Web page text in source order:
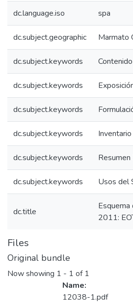
dc.language.iso spa
dc.subject.geographic Marmato
dc.subject.keywords Contenido
dc.subject.keywords
dc.subject.keywords
dc.subject.keywords
dc.subject.keywords
dc.subject.keywords Usos del
dc.title
2011:
Files
Original bundle
Now showing 1 - 1 of 1
Name:
12038-1.pdf